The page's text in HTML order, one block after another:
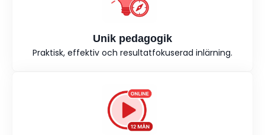
Unik pedagogik
Praktisk, effektiv och resultatfokuserad inlärning.